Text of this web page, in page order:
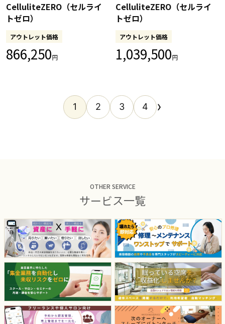
CelluliteZERO（セルライ
トゼロ）
アウトレット価格
866,250円
CelluliteZERO（セルライ
トゼロ）
アウトレット価格
1,039,500円
1 2 3 4 ›
OTHER SERVICE
サービス一覧